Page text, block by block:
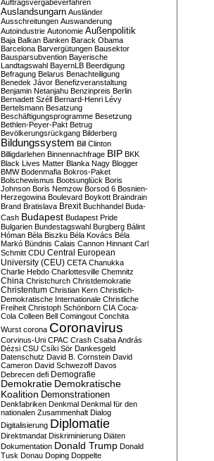
Auftragsvergabeverfahren
Auslandsungarn Ausländer
Ausschreitungen Auswanderung
Autoindustrie Autonomie Außenpolitik
Baja Balkan Banken Barack Obama
Barcelona Barvergütungen Bausektor
Bausparsubvention Bayerische
Landtagswahl BayernLB Beerdigung
Befragung Belarus Benachteiligung
Benedek Jávor Benefizveranstaltung
Benjamin Netanjahu Benzinpreis Berlin
Bernadett Széll Bernard-Henri Lévy
Bertelsmann Besatzung
Beschäftigungsprogramme Besetzung
Bethlen-Peyer-Pakt Betrug
Bevölkerungsrückgang Bilderberg
Bildungssystem Bill Clinton
Billigdarlehen Binnennachfrage BIP BKK
Black Lives Matter Blanka Nagy Blogger
BMW Bodenmafia Bokros-Paket
Bolschewismus Bootsunglück Boris
Johnson Boris Nemzow Borsod 6 Bosnien-
Herzegowina Boulevard Boykott Braindrain
Brand Bratislava Brexit Buchhandel Buda-
Cash Budapest Budapest Pride
Bulgarien Bundestagswahl Burgberg Bálint
Hóman Béla Biszku Béla Kovács Béla
Markó Bündnis Calais Cannon Hinnant Carl
Schmitt CDU Central European
University (CEU) CETA Chanukka
Charlie Hebdo Charlottesville Chemnitz
China Christchurch Christdemokratie
Christentum Christian Kern Christlich-
Demokratische Internationale Christliche
Freiheit Christoph Schönborn CIA Coca-
Cola Colleen Bell Comingout Conchita
Wurst corona Coronavirus
Corvinus-Uni CPAC Crash Csaba András
Dézsi CSU Csíki Sör Dankesgeld
Datenschutz David B. Cornstein David
Cameron David Schwezoff Davos
Debrecen defi Demografie
Demokratie Demokratische
Koalition Demonstrationen
Denkfabriken Denkmal Denkmal für den
nationalen Zusammenhalt Dialog
Digitalisierung Diplomatie
Direktmandat Diskriminierung Diäten
Dokumentation Donald Trump Donald
Tusk Donau Doping Doppelte